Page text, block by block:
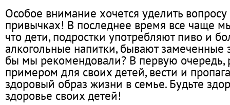
Особое внимание хочется уделить
привычках! В последнее время все чаще
что дети, подростки употребляют пиво и
алкогольные напитки, бывают замеченные
бы мы рекомендовали? В первую очередь,
примером для своих детей, вести и
здоровый образ жизни в семье. Будьте
здоровье своих детей!